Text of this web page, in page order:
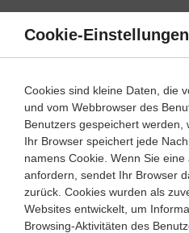
Direkt
Inhalt
Biologie
Biologie Chemie
Französisch Geschichte
Cookie-Einstellungen
Cookies sind kleine Daten, die
und vom Webbrowser des
Benutzers gespeichert werden,
Ihr Browser speichert jede
namens Cookie. Wenn Sie
anfordern, sendet Ihr Browser
zurück. Cookies wurden als
Websites entwickelt, um
Browsing-Aktivitäten des